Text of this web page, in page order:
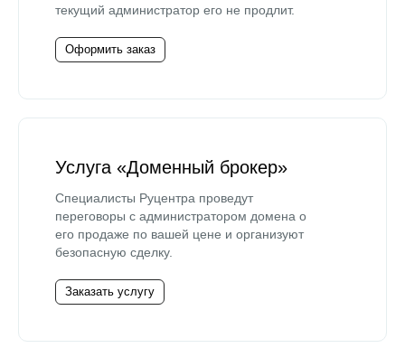
текущий администратор его не продлит.
Оформить заказ
Услуга «Доменный брокер»
Специалисты Руцентра проведут
переговоры с администратором домена о
его продаже по вашей цене и организуют
безопасную сделку.
Заказать услугу